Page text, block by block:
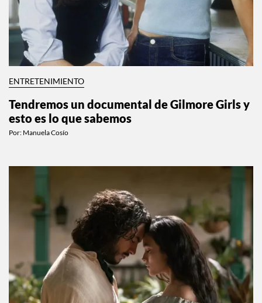
ENTRETENIMIENTO
Tendremos un documental de Gilmore Girls y
esto es lo que sabemos
Por: Manuela Cosío